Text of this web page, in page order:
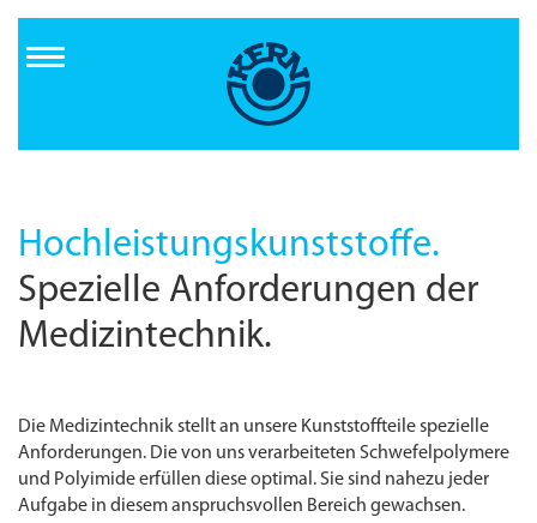
Inhalt
Hochleistungs­kunststoffe.
Spezielle Anforderungen der
Medizintechnik.
Die Medizintechnik stellt an unsere Kunststoffteile spezielle
Anforderungen. Die von uns verarbeiteten Schwefelpolymere
und Polyimide erfüllen diese optimal. Sie sind nahezu jeder
Aufgabe in diesem anspruchsvollen Bereich gewachsen.